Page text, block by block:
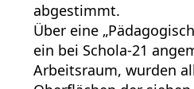
abgestimmt.
Über eine
ein bei Schola-21
Arbeitsraum, wurden